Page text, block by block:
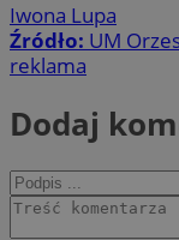
Iwona Lupa
Źródło: UM
reklama
Dodaj